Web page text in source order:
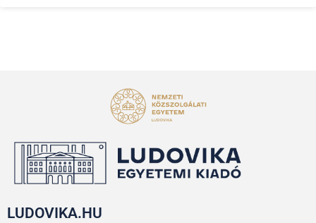
LUDOVIKA.HU